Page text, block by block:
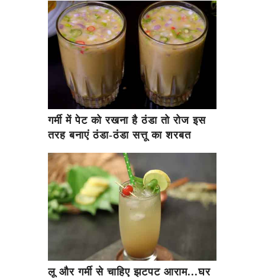
गर्मी में पेट को रखना है ठंडा तो रोज इस
तरह बनाएं ठंडा-ठंडा सत्तू का शरबत
लू और गर्मी से चाहिए झटपट आराम...घर